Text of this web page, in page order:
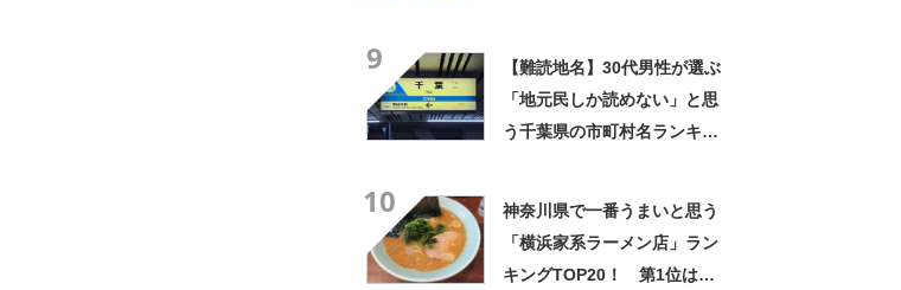
9
【難読地名】30代男性が選ぶ
「地元民しか読めない」と思
う千葉県の市町村名ランキン
10
神奈川県で一番うまいと思う
「横浜家系ラーメン店」ラン
キングTOP20！ 第1位は